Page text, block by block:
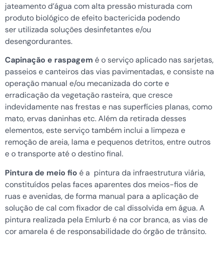
jateamento d’água com alta pressão misturada com
produto biológico de efeito bactericida podendo
ser utilizada soluções desinfetantes e/ou
desengordurantes.
Capinação e raspagem é o serviço aplicado nas sarjetas,
passeios e canteiros das vias pavimentadas, e consiste na
operação manual e/ou mecanizada do corte e
erradicação da vegetação rasteira, que cresce
indevidamente nas frestas e nas superfícies planas, como
mato, ervas daninhas etc. Além da retirada desses
elementos, este serviço também inclui a limpeza e
remoção de areia, lama e pequenos detritos, entre outros
e o transporte até o destino final.
Pintura de meio fio é a pintura da infraestrutura viária,
constituídos pelas faces aparentes dos meios-fios de
ruas e avenidas, de forma manual para a aplicação de
solução de cal com fixador de cal dissolvida em água. A
pintura realizada pela Emlurb é na cor branca, as vias de
cor amarela é de responsabilidade do órgão de trânsito.